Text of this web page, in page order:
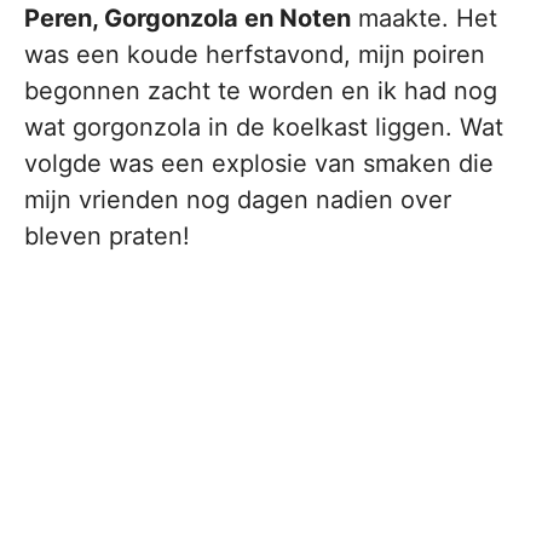
Peren, Gorgonzola en Noten maakte. Het
was een koude herfstavond, mijn poiren
begonnen zacht te worden en ik had nog
wat gorgonzola in de koelkast liggen. Wat
volgde was een explosie van smaken die
mijn vrienden nog dagen nadien over
bleven praten!